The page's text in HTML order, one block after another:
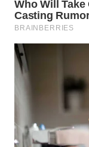
WN
KARO
LABUHANBATU